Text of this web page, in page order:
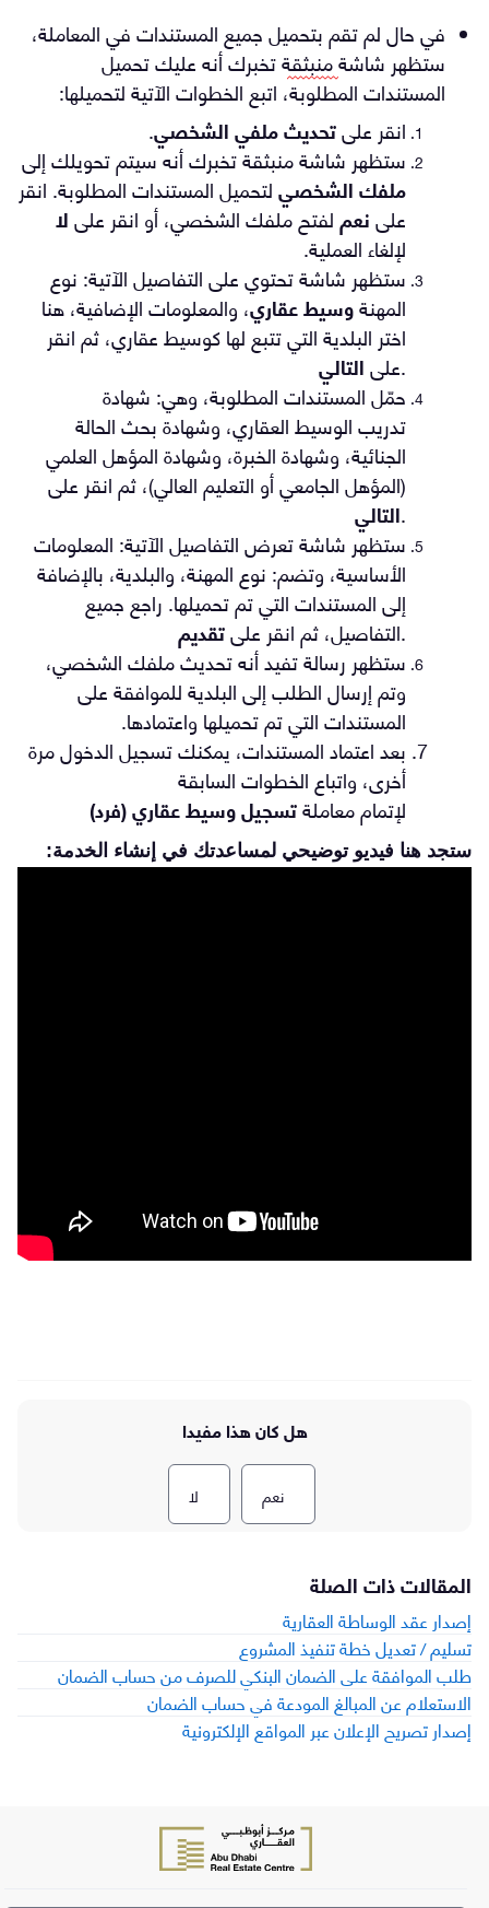
ستظهر شاشة منبثقة
المستندات المطلوبة، اتبع الخطوات الآتية لتحميلها:
انقر على تحديث ملفيالشخصي.
ستظهر شاشة منبثقة تخبرك أنه سيتم تحويلك إلى
ملفك الشخصي
على نعم لفتح ملفك الشخصي، أو انقر على لا
لإلغاء العملية.
المهنة وسيط عقاري
على التالي
.
(المؤهل الجامعي أو التعليم العالي)، ثم انقر على
التالي.
التفاصيل، ثم انقر على تقديم
.
المستندات التي تم تحميلها واعتمادها.
لإتمام معاملةتسجيل وسيط عقاري (فرد(
ستجد هنا فيديو توضيحي لمساعدتك في إنشاء الخدمة:
هل كان هذا مفيدا
نعم لا
المقالات ذات الصلة
إصدار عقد الوساطة العقارية
تسليم / تعديل خطة تنفيذ المشروع
طلب الموافقة على الضمان البنكي للصرف من حساب الضمان
الاستعلام عن المبالغ المودعة في حساب الضمان
إصدار تصريح الإعلان عبر المواقع الإلكترونية